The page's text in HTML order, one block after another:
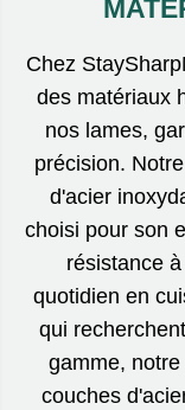
Chez
des matériaux
nos lames,
précision.
d'acier
choisi pour son
résistance
quotidien en
qui
gamme,
couches